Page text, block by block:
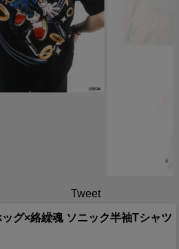
Tweet
グ×絡繰魂 ソニック半袖Tシャツ